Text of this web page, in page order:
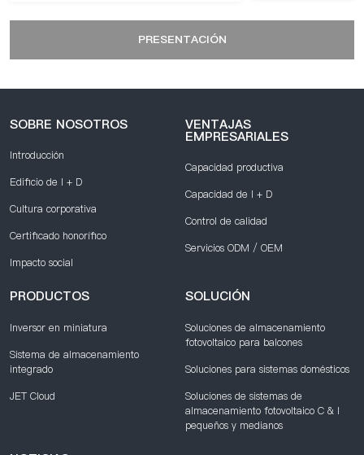
PRESENTACIÓN
SOBRE NOSOTROS
Introducción
Edificio de I + D
Cultura corporativa
Certificado honorífico
Impacto social
VENTAJAS
EMPRESARIALES
Capacidad productiva
Capacidad de I + D
Control de calidad
Servicios ODM / OEM
PRODUCTOS
Inversor en miniatura
Sistema de almacenamiento
integrado
JET Cloud
SOLUCIÓN
Soluciones de almacenamiento
fotovoltaico para balcones
Soluciones para sistemas domésticos
Soluciones de sistemas de
almacenamiento fotovoltaico C & I
pequeños y medianos